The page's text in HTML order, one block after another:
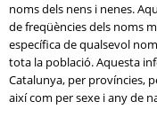
noms dels nens i nenes.
de freqüències dels noms
específica de qualsevol
tota la població. Aquesta
Catalunya, per províncies,
així com per sexe i any de